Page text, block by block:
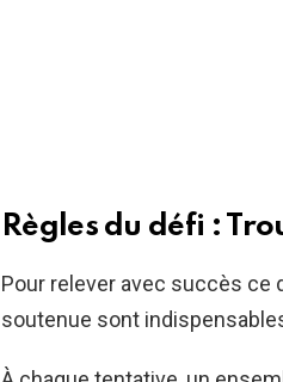
Règles du défi :
Pour relever avec succès ce
soutenue sont